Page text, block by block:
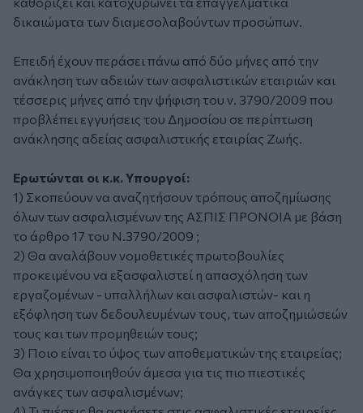
δικαιώματα των διαμεσολαβούντων προσώπων.
Επειδή έχουν περάσει πάνω από δύο μήνες από την
ανάκληση των αδειών των ασφαλιστικών εταιριών και
τέσσερις μήνες από την ψήφιση του ν. 3790/2009 που
προβλέπει εγγυήσεις του Δημοσίου σε περίπτωση
ανάκλησης αδείας ασφαλιστικής εταιρίας Ζωής.
Ερωτώνται οι κ.κ. Υπουργοί:
1) Σκοπεύουν να αναζητήσουν τρόπους αποζημίωσης
όλων των ασφαλισμένων της ΑΣΠΙΣ ΠΡΟΝΟΙΑ με βάση
το άρθρο 17 του Ν.3790/2009 ;
2) Θα αναλάβουν νομοθετικές πρωτοβουλίες
προκειμένου να εξασφαλιστεί η απασχόληση των
εργαζομένων - υπαλλήλων και ασφαλιστών- και η
εξόφληση των δεδουλευμένων τους, των αποζημιώσεών
τους και των προμηθειών τους;
3) Ποιο είναι το ύψος των αποθεματικών της εταιρείας;
Θα χρησιμοποιηθούν άμεσα για τις πιο πιεστικές
ανάγκες των ασφαλισμένων;